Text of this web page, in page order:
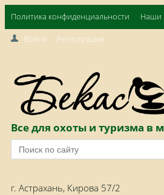
Политика конфиденциальности Наши
Войти Регистрация
Все для охоты и туризма в
г. Астрахань, Кирова 57/2